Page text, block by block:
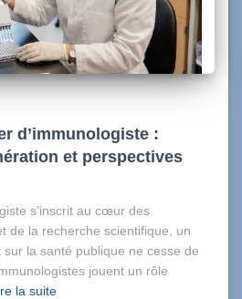
d’immunologiste :
et perspectives
s’inscrit au cœur des
de la recherche scientifique, un
sur la santé publique ne cesse de
jouent un rôle
la suite